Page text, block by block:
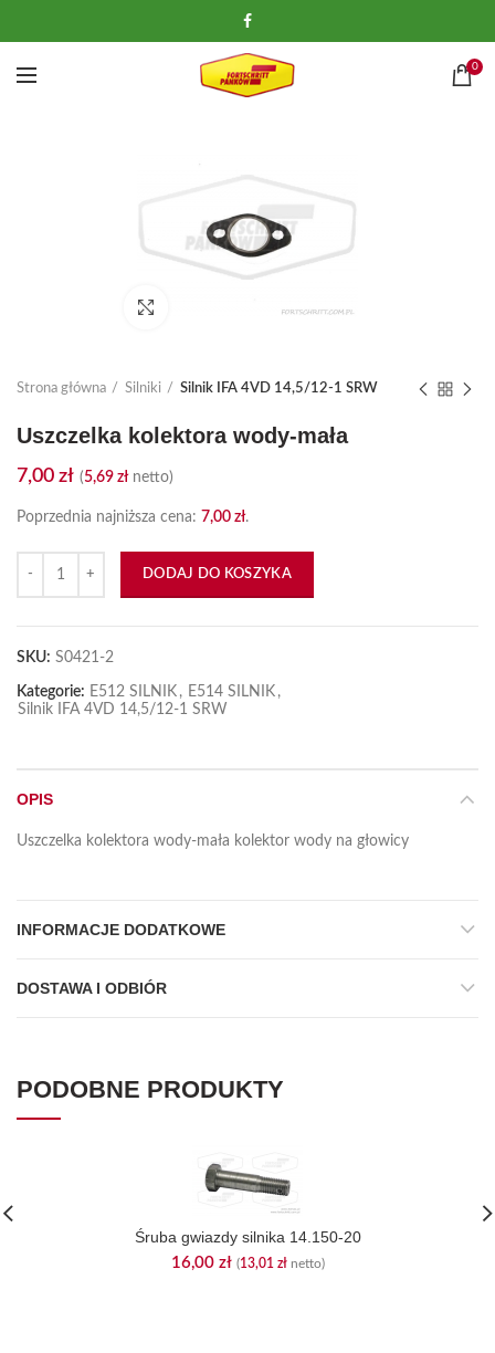
0
Kliknij, aby powiększyć
Strona główna Silniki Silnik IFA 4VD 14,5/12-1 SRW
Uszczelka kolektora wody-mała
7,00 zł (5,69 złnetto)
Poprzednia najniższa cena: 7,00 zł.
DODAJ DO KOSZYKA
SKU: S0421-2
Kategorie: E512 SILNIK , E514 SILNIK ,
Silnik IFA 4VD 14,5/12-1 SRW
OPIS
Uszczelka kolektora wody-mała kolektor wody na głowicy
INFORMACJE DODATKOWE
DOSTAWA I ODBIÓR
PODOBNE PRODUKTY
Śruba gwiazdy silnika 14.150-20
16,00 zł (13,01 złnetto)